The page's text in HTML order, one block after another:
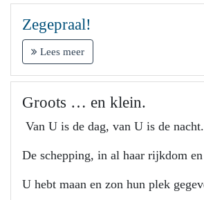
Zegepraal!
Lees meer
Groots … en klein.
Van U is de dag, van U is de nacht.
De schepping, in al haar rijkdom
U hebt maan en zon hun plek